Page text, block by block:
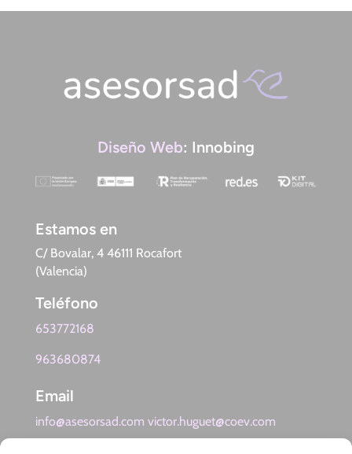
Diseño Web: Innobing
Estamos en
C/ Bovalar, 4 46111 Rocafort
(Valencia)
Teléfono
653772168
963680874
Email
info@asesorsad.com victor.huguet@coev.com